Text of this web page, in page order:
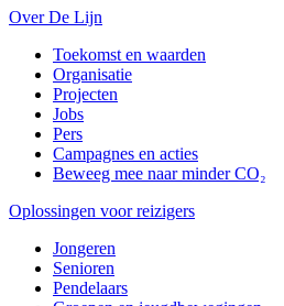
Over De Lijn
Toekomst en waarden
Organisatie
Projecten
Jobs
Pers
Campagnes en acties
Beweeg mee naar minder CO₂
Oplossingen voor reizigers
Jongeren
Senioren
Pendelaars